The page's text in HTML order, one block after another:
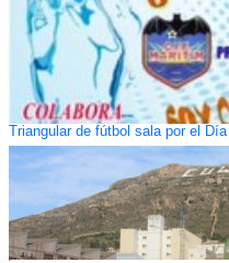
Triangular de fútbol sala por el